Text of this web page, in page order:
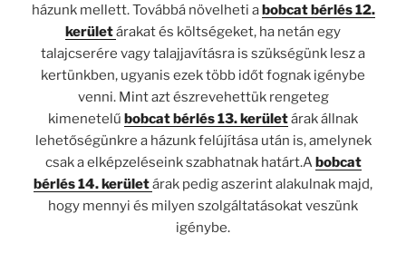
házunk mellett. Továbbá növelheti abobcat bérlés 12.
kerületárakat és költségeket, ha netán egy
talajcserére vagy talajjavításra is szükségünk lesz a
kertünkben, ugyanis ezek több időt fognak igénybe
venni. Mint azt észrevehettük rengeteg
kimenetelű bobcat bérlés 13. kerületárak állnak
lehetőségünkre a házunk felújítása után is, amelynek
csak a elképzeléseink szabhatnak határt.Abobcat
bérlés 14. kerületárak pedig aszerint alakulnak majd,
hogy mennyi és milyen szolgáltatásokat veszünk
igénybe.